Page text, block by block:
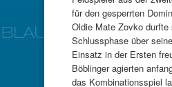
für den gesperrten
Oldie Mate Zovko durfte
Schlussphase über
Einsatz in der Ersten
Böblinger agierten
das Kombinationsspiel